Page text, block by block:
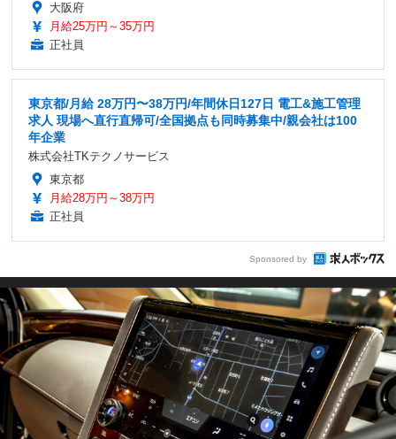
大阪府
月給25万円～35万円
正社員
東京都/月給 28万円〜38万円/年間休日127日 電工&施工管理
求人 現場へ直行直帰可/全国拠点も同時募集中/親会社は100
年企業
株式会社TKテクノサービス
東京都
月給28万円～38万円
正社員
Sponsored by